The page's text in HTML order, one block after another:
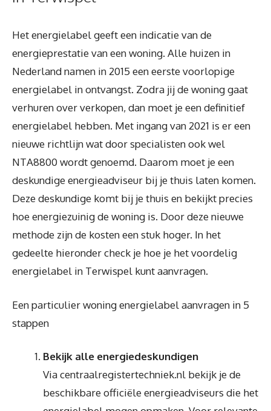
Het energielabel geeft een indicatie van de
energieprestatie van een woning. Alle huizen in
Nederland namen in 2015 een eerste voorlopige
energielabel in ontvangst. Zodra jij de woning gaat
verhuren over verkopen, dan moet je een definitief
energielabel hebben. Met ingang van 2021 is er een
nieuwe richtlijn wat door specialisten ook wel
NTA8800 wordt genoemd. Daarom moet je een
deskundige energieadviseur bij je thuis laten komen.
Deze deskundige komt bij je thuis en bekijkt precies
hoe energiezuinig de woning is. Door deze nieuwe
methode zijn de kosten een stuk hoger. In het
gedeelte hieronder check je hoe je het voordelig
energielabel in Terwispel kunt aanvragen.
Een particulier woning energielabel aanvragen in 5
stappen
Bekijk alle energiedeskundigen
Via centraalregistertechniek.nl bekijk je de
beschikbare officiële energieadviseurs die het